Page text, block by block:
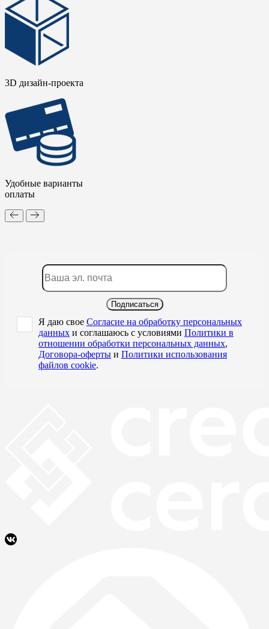
3D дизайн-проекта
Удобные варианты
оплаты
Подписаться
Я даю свое Согласие на обработку персональных
данных и соглашаюсь с условиями Политики в
отношении обработки персональных данных,
Договора-оферты и Политики использования
файлов cookie.